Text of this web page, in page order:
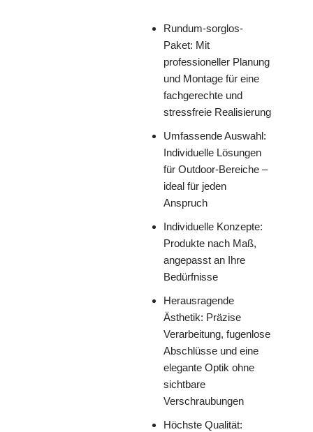
Rundum-sorglos-
Paket: Mit
professioneller Planung
und Montage für eine
fachgerechte und
stressfreie Realisierung
Umfassende Auswahl:
Individuelle Lösungen
für Outdoor-Bereiche –
ideal für jeden
Anspruch
Individuelle Konzepte:
Produkte nach Maß,
angepasst an Ihre
Bedürfnisse
Herausragende
Ästhetik: Präzise
Verarbeitung, fugenlose
Abschlüsse und eine
elegante Optik ohne
sichtbare
Verschraubungen
Höchste Qualität: